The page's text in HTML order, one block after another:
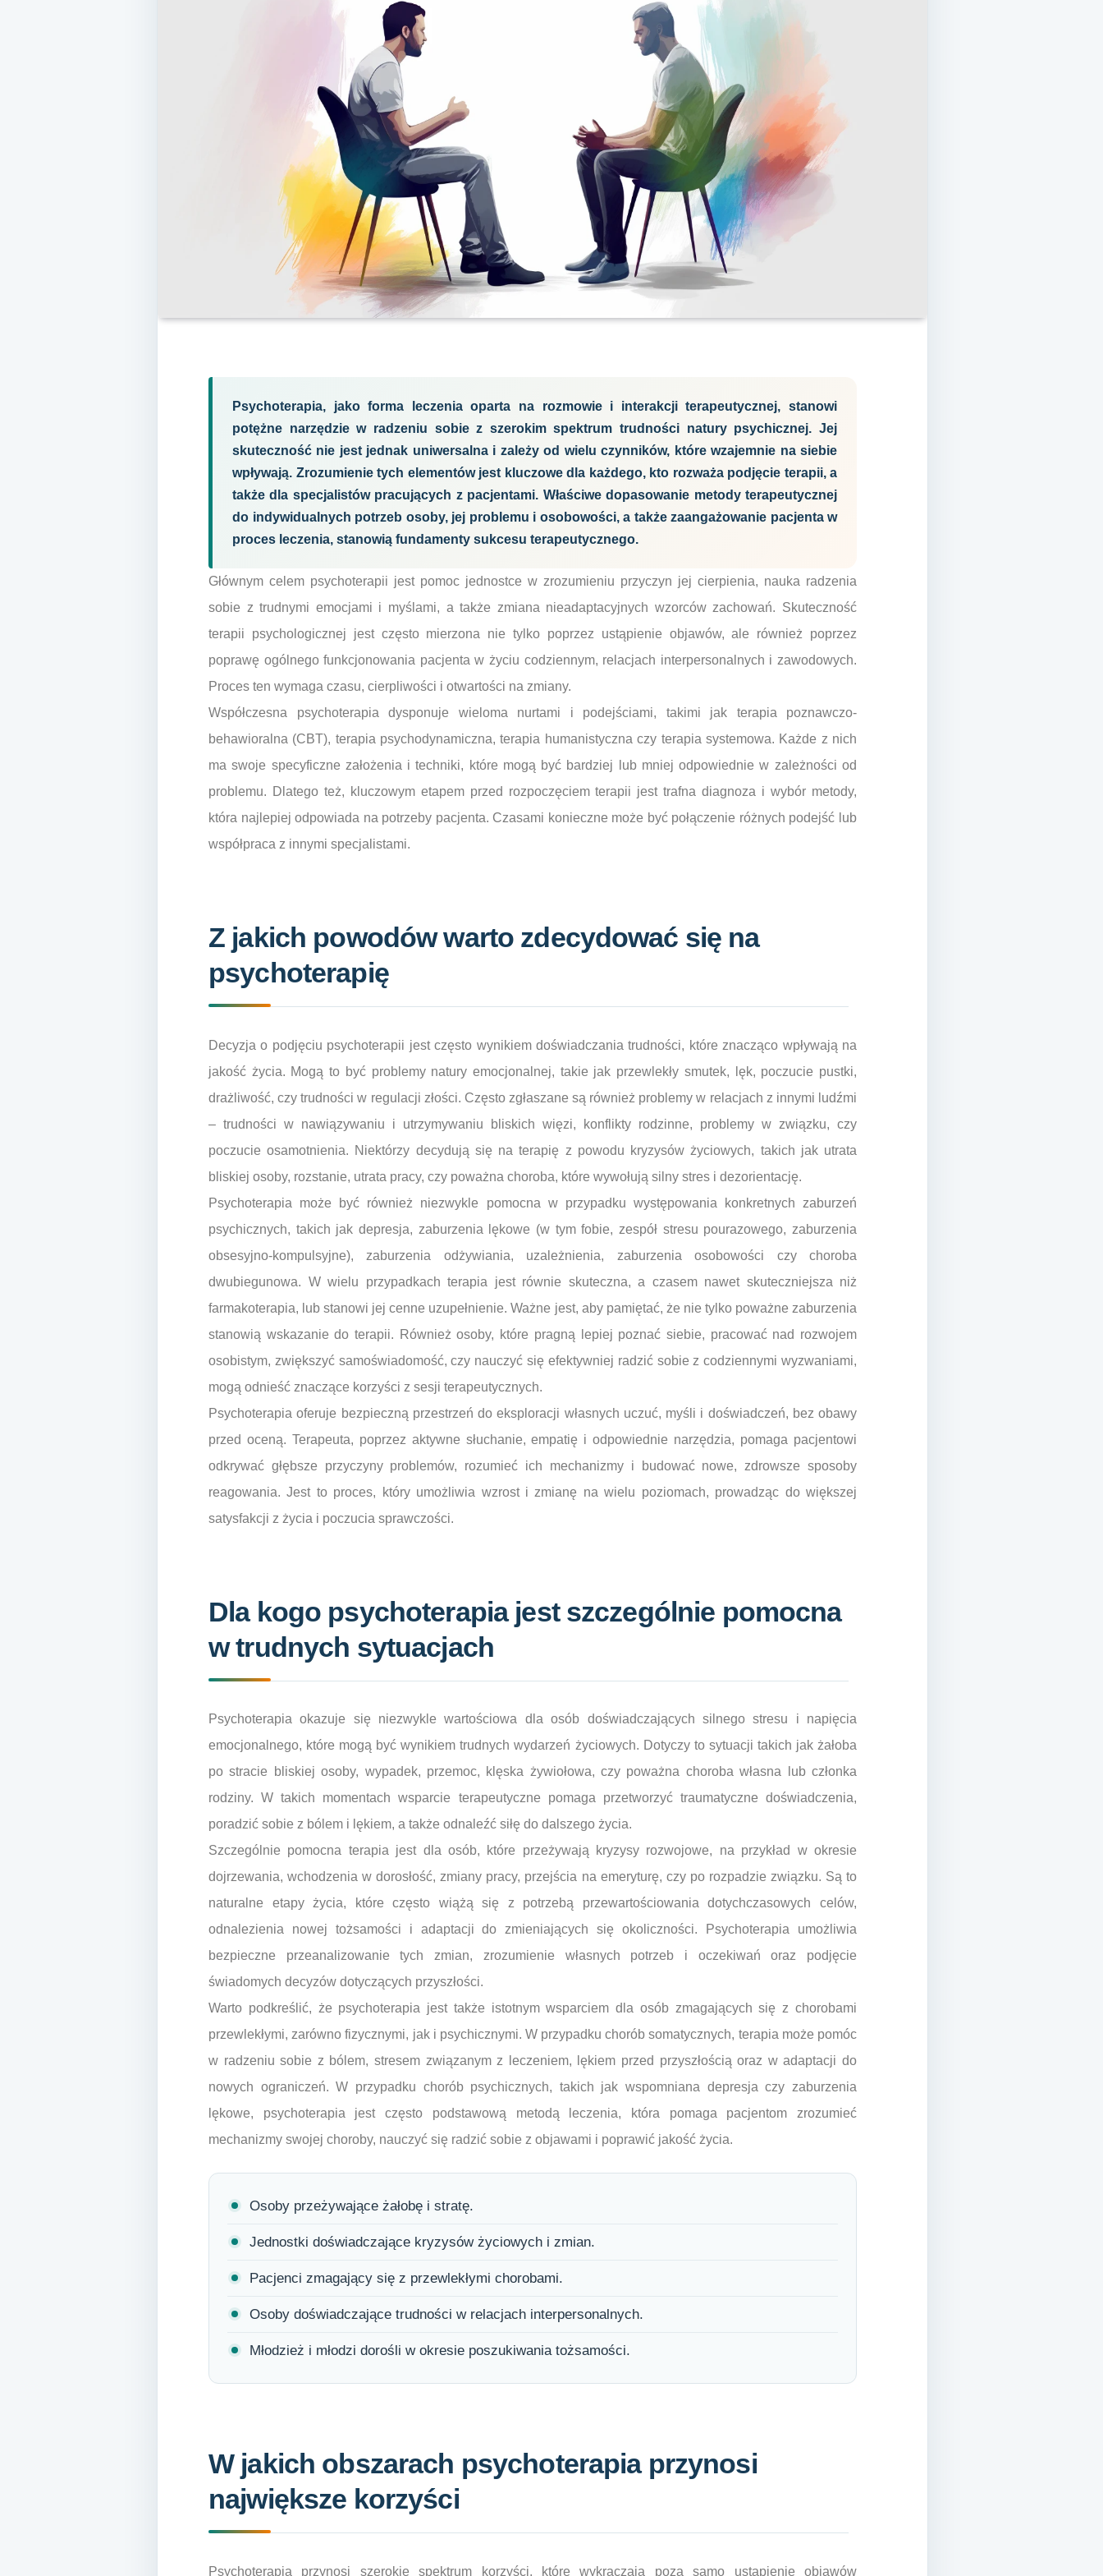
Psychoterapia, jako forma leczenia oparta na rozmowie i interakcji terapeutycznej, stanowi
potężne narzędzie w radzeniu sobie z szerokim spektrum trudności natury psychicznej. Jej
skuteczność nie jest jednak uniwersalna i zależy od wielu czynników, które wzajemnie na siebie
wpływają. Zrozumienie tych elementów jest kluczowe dla każdego, kto rozważa podjęcie terapii, a
także dla specjalistów pracujących z pacjentami. Właściwe dopasowanie metody terapeutycznej
do indywidualnych potrzeb osoby, jej problemu i osobowości, a także zaangażowanie pacjenta w
proces leczenia, stanowią fundamenty sukcesu terapeutycznego.
Głównym celem psychoterapii jest pomoc jednostce w zrozumieniu przyczyn jej cierpienia, nauka radzenia
sobie z trudnymi emocjami i myślami, a także zmiana nieadaptacyjnych wzorców zachowań. Skuteczność
terapii psychologicznej jest często mierzona nie tylko poprzez ustąpienie objawów, ale również poprzez
poprawę ogólnego funkcjonowania pacjenta w życiu codziennym, relacjach interpersonalnych i zawodowych.
Proces ten wymaga czasu, cierpliwości i otwartości na zmiany.
Współczesna psychoterapia dysponuje wieloma nurtami i podejściami, takimi jak terapia poznawczo-
behawioralna (CBT), terapia psychodynamiczna, terapia humanistyczna czy terapia systemowa. Każde z nich
ma swoje specyficzne założenia i techniki, które mogą być bardziej lub mniej odpowiednie w zależności od
problemu. Dlatego też, kluczowym etapem przed rozpoczęciem terapii jest trafna diagnoza i wybór metody,
która najlepiej odpowiada na potrzeby pacjenta. Czasami konieczne może być połączenie różnych podejść lub
współpraca z innymi specjalistami.
Z jakich powodów warto zdecydować się na
psychoterapię
Decyzja o podjęciu psychoterapii jest często wynikiem doświadczania trudności, które znacząco wpływają na
jakość życia. Mogą to być problemy natury emocjonalnej, takie jak przewlekły smutek, lęk, poczucie pustki,
drażliwość, czy trudności w regulacji złości. Często zgłaszane są również problemy w relacjach z innymi ludźmi
– trudności w nawiązywaniu i utrzymywaniu bliskich więzi, konflikty rodzinne, problemy w związku, czy
poczucie osamotnienia. Niektórzy decydują się na terapię z powodu kryzysów życiowych, takich jak utrata
bliskiej osoby, rozstanie, utrata pracy, czy poważna choroba, które wywołują silny stres i dezorientację.
Psychoterapia może być również niezwykle pomocna w przypadku występowania konkretnych zaburzeń
psychicznych, takich jak depresja, zaburzenia lękowe (w tym fobie, zespół stresu pourazowego, zaburzenia
obsesyjno-kompulsyjne), zaburzenia odżywiania, uzależnienia, zaburzenia osobowości czy choroba
dwubiegunowa. W wielu przypadkach terapia jest równie skuteczna, a czasem nawet skuteczniejsza niż
farmakoterapia, lub stanowi jej cenne uzupełnienie. Ważne jest, aby pamiętać, że nie tylko poważne zaburzenia
stanowią wskazanie do terapii. Również osoby, które pragną lepiej poznać siebie, pracować nad rozwojem
osobistym, zwiększyć samoświadomość, czy nauczyć się efektywniej radzić sobie z codziennymi wyzwaniami,
mogą odnieść znaczące korzyści z sesji terapeutycznych.
Psychoterapia oferuje bezpieczną przestrzeń do eksploracji własnych uczuć, myśli i doświadczeń, bez obawy
przed oceną. Terapeuta, poprzez aktywne słuchanie, empatię i odpowiednie narzędzia, pomaga pacjentowi
odkrywać głębsze przyczyny problemów, rozumieć ich mechanizmy i budować nowe, zdrowsze sposoby
reagowania. Jest to proces, który umożliwia wzrost i zmianę na wielu poziomach, prowadząc do większej
satysfakcji z życia i poczucia sprawczości.
Dla kogo psychoterapia jest szczególnie pomocna
w trudnych sytuacjach
Psychoterapia okazuje się niezwykle wartościowa dla osób doświadczających silnego stresu i napięcia
emocjonalnego, które mogą być wynikiem trudnych wydarzeń życiowych. Dotyczy to sytuacji takich jak żałoba
po stracie bliskiej osoby, wypadek, przemoc, klęska żywiołowa, czy poważna choroba własna lub członka
rodziny. W takich momentach wsparcie terapeutyczne pomaga przetworzyć traumatyczne doświadczenia,
poradzić sobie z bólem i lękiem, a także odnaleźć siłę do dalszego życia.
Szczególnie pomocna terapia jest dla osób, które przeżywają kryzysy rozwojowe, na przykład w okresie
dojrzewania, wchodzenia w dorosłość, zmiany pracy, przejścia na emeryturę, czy po rozpadzie związku. Są to
naturalne etapy życia, które często wiążą się z potrzebą przewartościowania dotychczasowych celów,
odnalezienia nowej tożsamości i adaptacji do zmieniających się okoliczności. Psychoterapia umożliwia
bezpieczne przeanalizowanie tych zmian, zrozumienie własnych potrzeb i oczekiwań oraz podjęcie
świadomych decyzów dotyczących przyszłości.
Warto podkreślić, że psychoterapia jest także istotnym wsparciem dla osób zmagających się z chorobami
przewlekłymi, zarówno fizycznymi, jak i psychicznymi. W przypadku chorób somatycznych, terapia może pomóc
w radzeniu sobie z bólem, stresem związanym z leczeniem, lękiem przed przyszłością oraz w adaptacji do
nowych ograniczeń. W przypadku chorób psychicznych, takich jak wspomniana depresja czy zaburzenia
lękowe, psychoterapia jest często podstawową metodą leczenia, która pomaga pacjentom zrozumieć
mechanizmy swojej choroby, nauczyć się radzić sobie z objawami i poprawić jakość życia.
Osoby przeżywające żałobę i stratę.
Jednostki doświadczające kryzysów życiowych i zmian.
Pacjenci zmagający się z przewlekłymi chorobami.
Osoby doświadczające trudności w relacjach interpersonalnych.
Młodzież i młodzi dorośli w okresie poszukiwania tożsamości.
W jakich obszarach psychoterapia przynosi
największe korzyści
Psychoterapia przynosi szerokie spektrum korzyści, które wykraczają poza samo ustąpienie objawów